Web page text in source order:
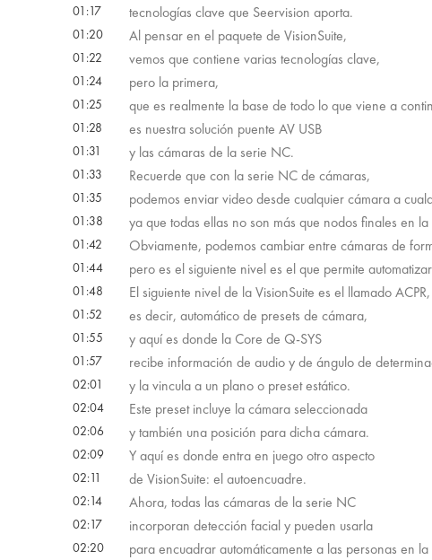
01:17 tecnologías clave que Seervision aporta.
01:20 Al pensar en el paquete de VisionSuite,
01:22 vemos que contiene varias tecnologías clave,
01:24 pero la primera,
01:25 que es realmente la base de todo lo que viene a
01:28 es nuestra solución puente AV USB
01:31 y las cámaras de la serie NC.
01:33 Recuerde que con la serie NC de cámaras,
01:35 podemos enviar video desde cualquier cámara a
01:38 ya que todas ellas no son más que nodos finales en
01:42 Obviamente, podemos cambiar entre cámaras de
01:44 pero es el siguiente nivel es el que permite
01:48 El siguiente nivel de la VisionSuite es el llamado ACPR,
01:52 es decir, automático de presets de cámara,
01:55 y aquí es donde la Core de Q-SYS
01:57 recibe información de audio y de ángulo de
02:01 y la vincula a un plano o preset estático.
02:04 Este preset incluye la cámara seleccionada
02:06 y también una posición para dicha cámara.
02:09 Y aquí es donde entra en juego otro aspecto
02:11 de VisionSuite: el autoencuadre.
02:14 Ahora, todas las cámaras de la serie NC
02:17 incorporan detección facial y pueden usarla
02:20 para encuadrar automáticamente a las personas en la